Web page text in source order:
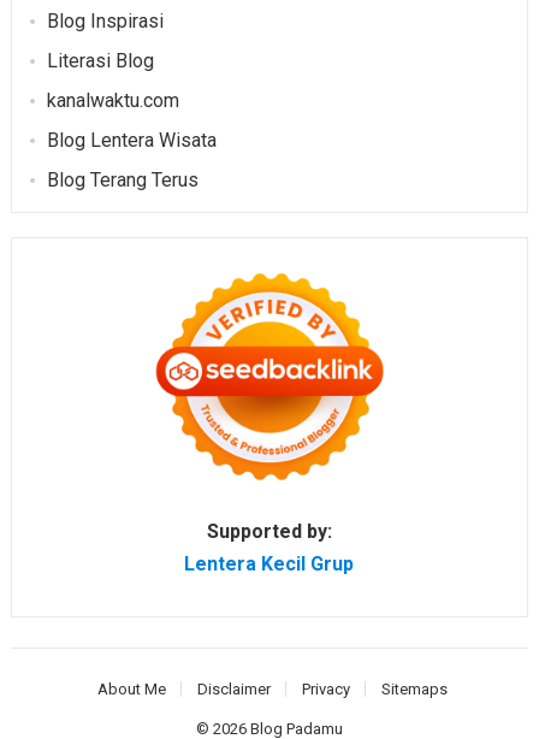
Blog Inspirasi
Literasi Blog
kanalwaktu.com
Blog Lentera Wisata
Blog Terang Terus
Supported by:
Lentera Kecil Grup
About Me Disclaimer Privacy Sitemaps
© 2026 Blog Padamu